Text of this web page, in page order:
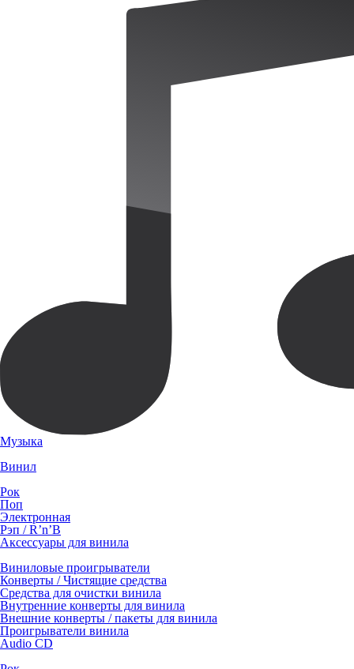
Музыка
Винил
Рок
Поп
Электронная
Рэп / R’n’B
Аксессуары для винила
Виниловые проигрыватели
Конверты / Чистящие средства
Средства для очистки винила
Внутренние конверты для винила
Внешние конверты / пакеты для винила
Проигрыватели винила
Audio CD